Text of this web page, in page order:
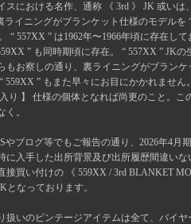
スにおける名作、通称 《 3rd 》 JK 或いは
ライニングがブランケット仕様のモデルを
“ 557XX ” は1962年〜1966年頃に存在して
” も同時期頃に存在。 “ 557XX ” JKの
もお察しの通り、裏ライニングがブランケ
559XX ” もまた早々にお目にかかれません
入り 】 仕様の個体となれば尚更のこと。こ
く。
やブログ等でもご報告の通り、2026年4月
に入手した出所背景及び出所履歴間違いな
接買い付けの 《 559XX / 3rd BLANKET
となっております。
扱いのビンテージアイテムは全て、バイヤ